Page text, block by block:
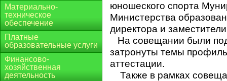
Материально-
техническое
обеспечение
Платные
образовательные услуги
Финансово-
хозяйственная
деятельность
юношеского спорта
Министерства
директора и
На совещании были
затронуты темы
аттестации.
Также в рамках